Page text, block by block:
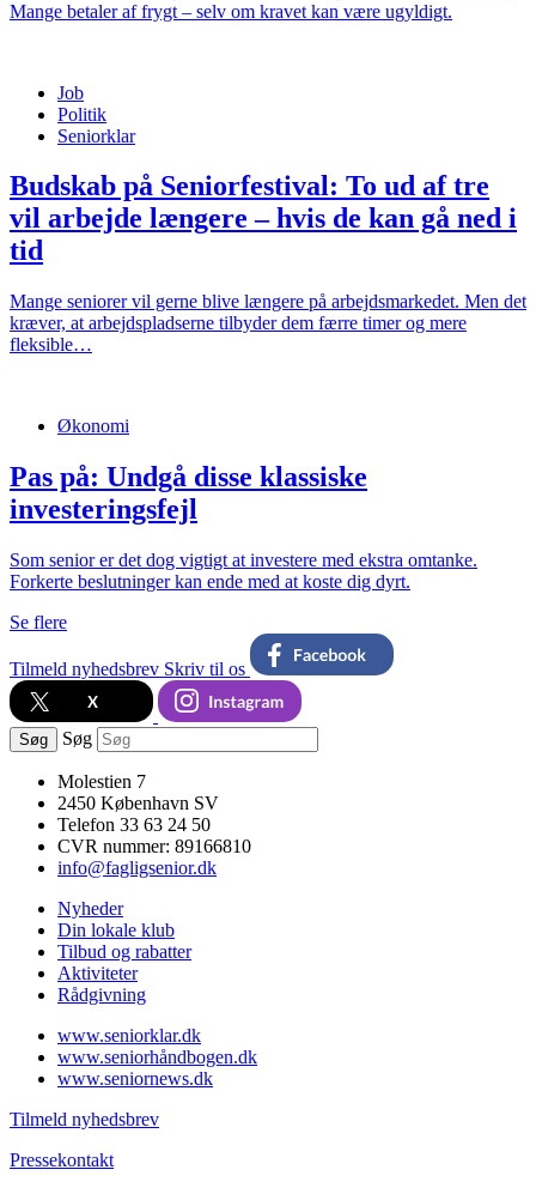
Mange betaler af frygt – selv om kravet kan være ugyldigt.
Job
Politik
Seniorklar
Budskab på Seniorfestival: To ud af tre
vil arbejde længere – hvis de kan gå ned i
tid
Mange seniorer vil gerne blive længere på arbejdsmarkedet. Men det
kræver, at arbejdspladserne tilbyder dem færre timer og mere
fleksible…
Økonomi
Pas på: Undgå disse klassiske
investeringsfejl
Som senior er det dog vigtigt at investere med ekstra omtanke.
Forkerte beslutninger kan ende med at koste dig dyrt.
Se flere
Tilmeld nyhedsbrev Skriv til os
Søg Søg
Molestien 7
2450 København SV
Telefon 33 63 24 50
CVR nummer: 89166810
info@fagligsenior.dk
Nyheder
Din lokale klub
Tilbud og rabatter
Aktiviteter
Rådgivning
www.seniorklar.dk
www.seniorhåndbogen.dk
www.seniornews.dk
Tilmeld nyhedsbrev
Pressekontakt